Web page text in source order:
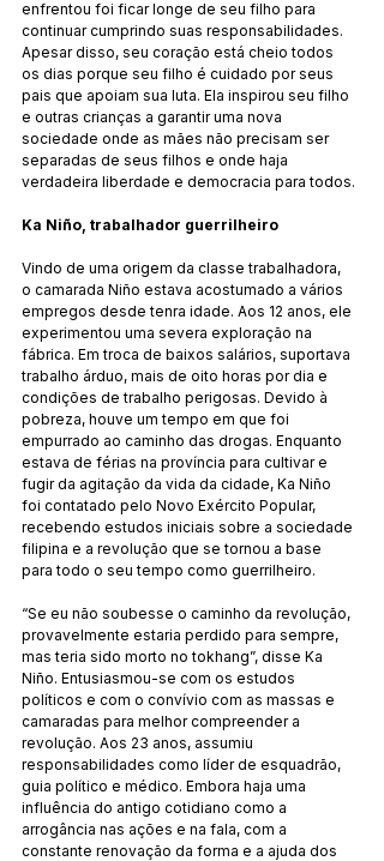
enfrentou foi ficar longe de seu filho para
continuar cumprindo suas responsabilidades.
Apesar disso, seu coração está cheio todos
os dias porque seu filho é cuidado por seus
pais que apoiam sua luta. Ela inspirou seu filho
e outras crianças a garantir uma nova
sociedade onde as mães não precisam ser
separadas de seus filhos e onde haja
verdadeira liberdade e democracia para todos.
Ka Niño, trabalhador guerrilheiro
Vindo de uma origem da classe trabalhadora,
o camarada Niño estava acostumado a vários
empregos desde tenra idade. Aos 12 anos, ele
experimentou uma severa exploração na
fábrica. Em troca de baixos salários, suportava
trabalho árduo, mais de oito horas por dia e
condições de trabalho perigosas. Devido à
pobreza, houve um tempo em que foi
empurrado ao caminho das drogas. Enquanto
estava de férias na província para cultivar e
fugir da agitação da vida da cidade, Ka Niño
foi contatado pelo Novo Exército Popular,
recebendo estudos iniciais sobre a sociedade
filipina e a revolução que se tornou a base
para todo o seu tempo como guerrilheiro.
“Se eu não soubesse o caminho da revolução,
provavelmente estaria perdido para sempre,
mas teria sido morto no tokhang”, disse Ka
Niño. Entusiasmou-se com os estudos
políticos e com o convívio com as massas e
camaradas para melhor compreender a
revolução. Aos 23 anos, assumiu
responsabilidades como líder de esquadrão,
guia político e médico. Embora haja uma
influência do antigo cotidiano como a
arrogância nas ações e na fala, com a
constante renovação da forma e a ajuda dos